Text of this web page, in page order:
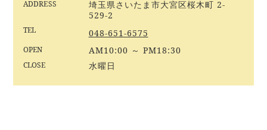
ADDRESS
埼玉県さいたま市大宮区桜木町 2-
529-2
TEL 048-651-6575
OPEN AM10:00 ～ PM18:30
CLOSE 水曜日